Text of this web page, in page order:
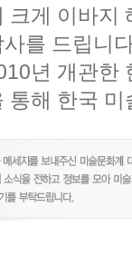
크게 이바지
사를 드립니
년 개관한
통해 한국